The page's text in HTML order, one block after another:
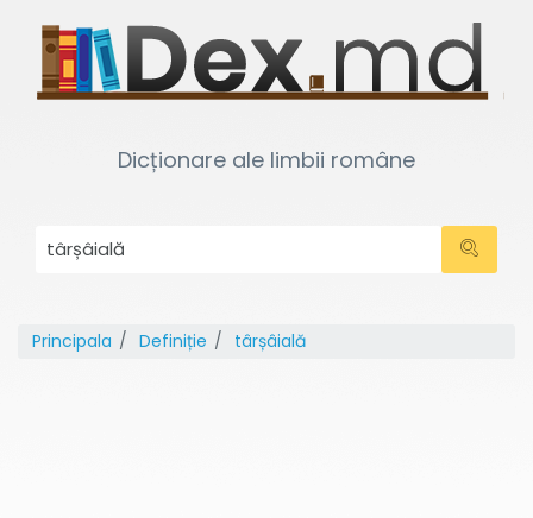
Dicționare ale limbii române
Principala Definiție târșâială